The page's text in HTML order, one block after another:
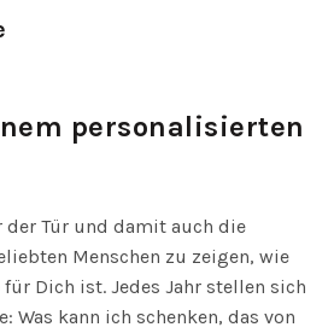
personalisierten
der Tür und damit auch die
Menschen zu zeigen, wie
Dich ist. Jedes Jahr stellen sich
Was kann ich schenken, das von